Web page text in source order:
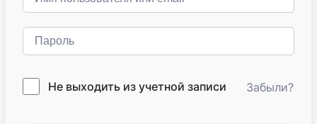
Не выходить из учетной записи Забыли?